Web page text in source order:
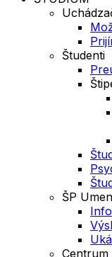
Študenti
ŠP